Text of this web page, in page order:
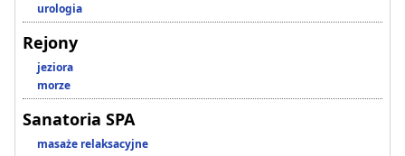
urologia
Rejony
jeziora
morze
Sanatoria SPA
masaże relaksacyjne